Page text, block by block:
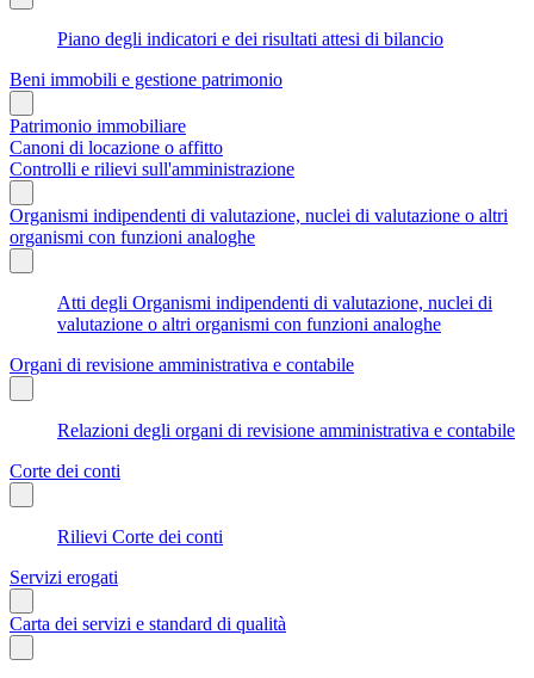
Piano degli indicatori e dei risultati attesi di bilancio
Beni immobili e gestione patrimonio
Patrimonio immobiliare
Canoni di locazione o affitto
Controlli e rilievi sull'amministrazione
Organismi indipendenti di valutazione, nuclei di valutazione o altri
organismi con funzioni analoghe
Atti degli Organismi indipendenti di valutazione, nuclei di
valutazione o altri organismi con funzioni analoghe
Organi di revisione amministrativa e contabile
Relazioni degli organi di revisione amministrativa e contabile
Corte dei conti
Rilievi Corte dei conti
Servizi erogati
Carta dei servizi e standard di qualità